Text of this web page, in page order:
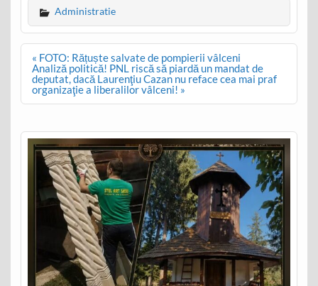
Administratie
Post
navigation
« FOTO: Rățuște salvate de pompierii vâlceni
Analiză politică! PNL riscă să piardă un mandat de
deputat, dacă Laurenţiu Cazan nu reface cea mai praf
organizaţie a liberalilor vâlceni! »